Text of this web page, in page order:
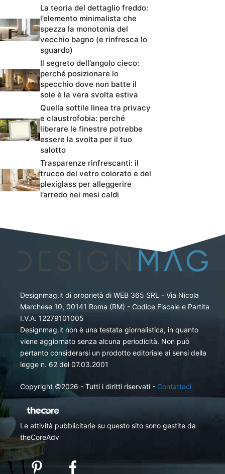
La teoria del dettaglio freddo:
l’elemento minimalista che
spezza la monotonia del
vecchio bagno (e rinfresca lo
sguardo)
Il segreto dell’angolo cieco:
perché posizionare lo
specchio dove non batte il
sole è la vera svolta estiva
Quella sottile linea tra privacy
e claustrofobia: perché
liberare le finestre potrebbe
essere la svolta per il tuo
salotto
Trasparenze rinfrescanti: il
trucco del vetro colorato e del
plexiglass per alleggerire
l’arredo nei mesi caldi
Designmag.it di proprietà di WEB 365 SRL - Via Nicola
Marchese 10, 00141 Roma (RM) - Codice Fiscale e Partita
I.V.A. 12279101005
Designmag.it non è una testata giornalistica, in quanto
viene aggiornato senza alcuna periodicità. Non può
pertanto considerarsi un prodotto editoriale ai sensi della
legge n. 62 del 07.03.2001
Copyright ©2026 - Tutti i diritti riservati - Contattaci
Le attività pubblicitarie su questo sito sono gestite da
theCoreAdv